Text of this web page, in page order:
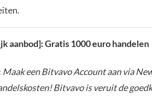
aanbod]: Gratis 1000 euro handelen
Maak een Bitvavo Account aan via
Bitvavo is veruit de